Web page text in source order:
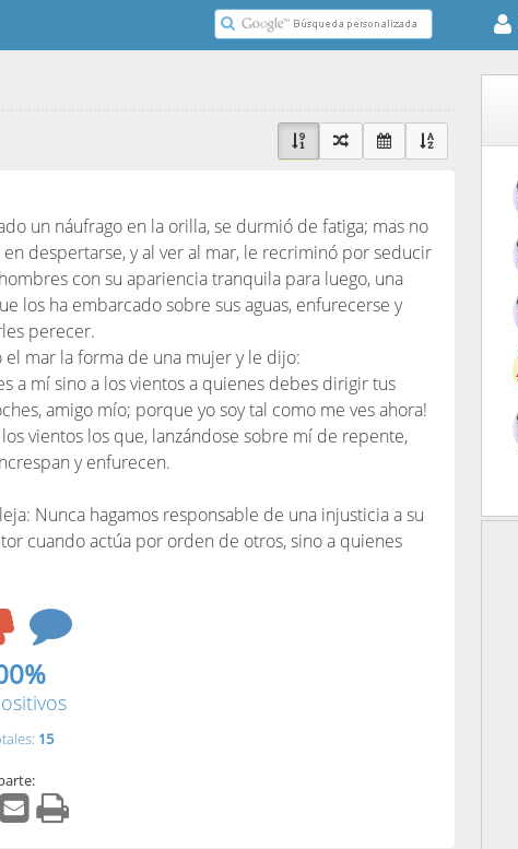
un náufrago en la orilla, se durmió de fatiga; mas no
despertarse, y al ver al mar, le recriminó por seducir
con su apariencia tranquila para luego, una
los ha embarcado sobre sus aguas, enfurecerse y
perecer.
el mar la forma de una mujer y le dijo:
a mí sino a los vientos a quienes debes dirigir tus
amigo mío; porque yo soy tal como me ves ahora!
vientos los que, lanzándose sobre mí de repente,
y enfurecen.
Nunca hagamos responsable de una injusticia a su
cuando actúa por orden de otros, sino a quienes
15